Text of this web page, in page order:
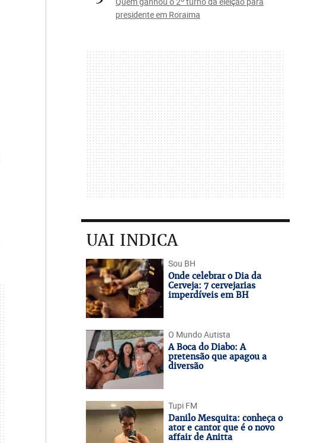
presidente em Roraima
UAI INDICA
Sou BH
Onde celebrar o Dia da
Cerveja: 7 cervejarias
imperdíveis em BH
O Mundo Autista
A Boca do Diabo: A
pretensão que apagou a
diversão
Tupi FM
Danilo Mesquita: conheça o
ator e cantor que é o novo
affair de Anitta